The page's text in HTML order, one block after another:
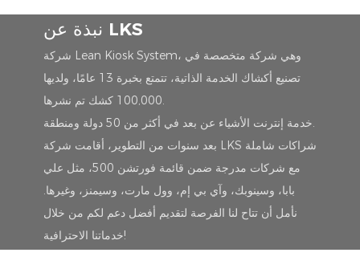
نبذة عن LKS
شركة Lean Kiosk System، وهي شركة متخصصة في
تصنيع أكشاك الخدمة الذاتية، تتمتع بخبرة 13 عامًا، ولديها
100,000 كشك تم نشرها.
خدمة إنترنت الأشياء عن بعد في أكثر من 50 دولة ومنطقة.
بعد سنوات من التطوير، أقامت شركة LKS شراكات شاملة
مع شركات مدرجة ضمن قائمة فورتشن 500، مثل علي
بابا، وسينوبك، وآي بي إم، وول مارت، وسيمنز، وغيرها.
نأمل أن تتاح لنا الفرصة لتقديم أفضل دعم لكم من خلال
خدماتنا الاحترافية!